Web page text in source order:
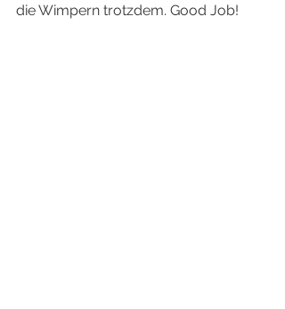
die Wimpern trotzdem. Good Job!